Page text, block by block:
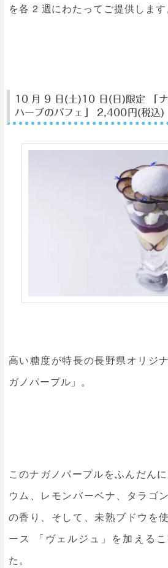
を各 2 週にわたってご提供します
10 月 9 日(土)10 日(日)限定 「
ハーブのパフェ」 2,400円(税込)
高い糖度が特長の長野県オリジ
ガノパープル」。
このナガノパープルをふんだん
ウム、レモンバーベナ、タラゴ
の香り、そして、未熟ブドウを
ース 「ヴェルジュ」を加える
た。